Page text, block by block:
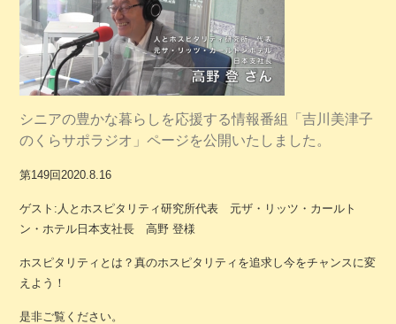
シニアの豊かな暮らしを応援する情報番組「吉川美津子
のくらサポラジオ」ページを公開いたしました。
第149回2020.8.16
ゲスト:人とホスピタリティ研究所代表 元ザ・リッツ・カールト
ン・ホテル日本支社長 高野 登様
ホスピタリティとは？真のホスピタリティを追求し今をチャンスに変
えよう！
是非ご覧ください。